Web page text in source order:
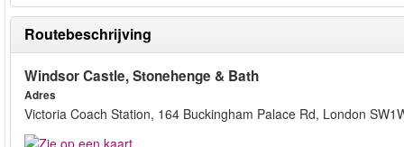
Routebeschrijving
Windsor Castle, Stonehenge & Bath
Adres
Victoria Coach Station, 164 Buckingham Palace Rd, London